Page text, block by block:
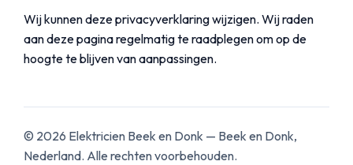
Wij kunnen deze privacyverklaring wijzigen. Wij raden
aan deze pagina regelmatig te raadplegen om op de
hoogte te blijven van aanpassingen.
© 2026 Elektricien Beek en Donk — Beek en Donk,
Nederland. Alle rechten voorbehouden.